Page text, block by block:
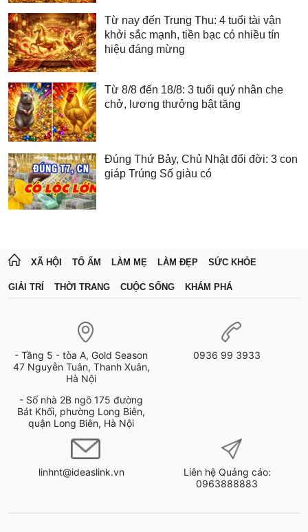
Từ nay đến Trung Thu: 4 tuổi tài vận
khởi sắc mạnh, tiền bạc có nhiều tín
hiệu đáng mừng
Từ 8/8 đến 18/8: 3 tuổi quý nhân che
chở, lương thưởng bật tăng
Đúng Thứ Bảy, Chủ Nhật đổi đời: 3 con
giáp Trúng Số giàu có
XÃ HỘI TỔ ẤM LÀM MẸ LÀM ĐẸP SỨC KHỎE
GIẢI TRÍ THỜI TRANG CUỘC SỐNG KHÁM PHÁ
- Tầng 5 - tòa A, Gold Season
47 Nguyễn Tuân, Thanh Xuân,
Hà Nội
- Số nhà 2B ngõ 175 đường
Bát Khối, phường Long Biên,
quận Long Biên, Hà Nội
0936 99 3933
linhnt@ideaslink.vn
Liên hệ Quảng cáo:
0963888883